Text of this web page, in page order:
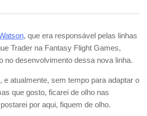
, que era responsável pelas linhas
Trader na Fantasy Flight Games,
no desenvolvimento dessa nova linha.
e atualmente, sem tempo para adaptar o
que gosto, ficarei de olho nas
por aqui, fiquem de olho.